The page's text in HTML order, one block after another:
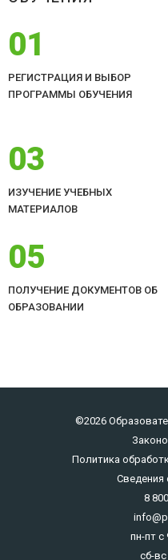
01
РЕГИСТРАЦИЯ И ВЫБОР
ПРОГРАММЫ ОБУЧЕНИЯ
03
ИЗУЧЕНИЕ УЧЕБНЫХ
МАТЕРИАЛОВ
05
ПОЛУЧЕНИЕ ДОКУМЕНТОВ ОБ
ОБРАЗОВАНИИ
©2026
Политика
Сведения
8
пн-пт с
сб-